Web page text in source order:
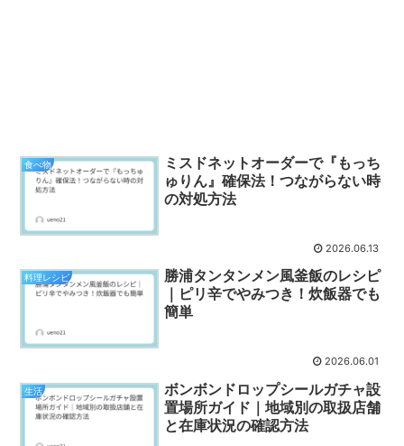
食べ物
ミスドネットオーダーで『もっち
ゅりん』確保法！つながらない時
の対処方法
2026.06.13
料理レシピ
勝浦タンタンメン風釜飯のレシピ
｜ピリ辛でやみつき！炊飯器でも
簡単
2026.06.01
生活
ボンボンドロップシールガチャ設
置場所ガイド｜地域別の取扱店舗
と在庫状況の確認方法